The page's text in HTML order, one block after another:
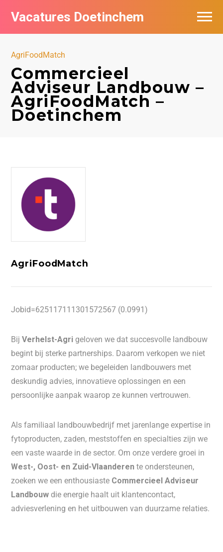
Vacatures Doetinchem
AgriFoodMatch
Commercieel
Adviseur Landbouw –
AgriFoodMatch –
Doetinchem
AgriFoodMatch
Jobid=625117111301572567 (0.0991)
Bij Verhelst-Agri geloven we dat succesvolle landbouw
begint bij sterke partnerships. Daarom verkopen we niet
zomaar producten; we begeleiden landbouwers met
deskundig advies, innovatieve oplossingen en een
persoonlijke aanpak waarop ze kunnen vertrouwen.
Als familiaal landbouwbedrijf met jarenlange expertise in
fytoproducten, zaden, meststoffen en specialties zijn we
een vaste waarde in de sector. Om onze verdere groei in
West-, Oost- en Zuid-Vlaanderen te ondersteunen,
zoeken we een enthousiaste Commercieel Adviseur
Landbouw die energie haalt uit klantencontact,
adviesverlening en het uitbouwen van duurzame relaties.
Vacatures per bedrijf
De populairste vacatures in Doetinchem
Nieuwsbrief feed